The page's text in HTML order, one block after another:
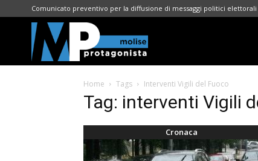
Comunicato preventivo per la diffusione di messaggi politici elettorali
Protagonista
Home Tags Interventi Vigili del Fuoco
Tag: interventi Vigili
Cronaca